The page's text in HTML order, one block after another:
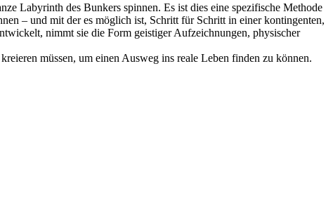
Labyrinth des Bunkers spinnen. Es ist dies eine spezifische Methode
– und mit der es möglich ist, Schritt für Schritt in einer kontingenten,
nimmt sie die Form geistiger Aufzeichnungen, physischer
müssen, um einen Ausweg ins reale Leben finden zu können.